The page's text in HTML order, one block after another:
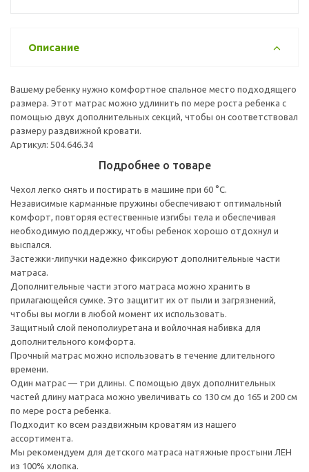
Описание
Вашему ребенку нужно комфортное спальное место подходящего
размера. Этот матрас можно удлинить по мере роста ребенка с
помощью двух дополнительных секций, чтобы он соответствовал
размеру раздвижной кровати.
Артикул: 504.646.34
Подробнее о товаре
Чехол легко снять и постирать в машине при 60 °C.
Независимые карманные пружины обеспечивают оптимальный
комфорт, повторяя естественные изгибы тела и обеспечивая
необходимую поддержку, чтобы ребенок хорошо отдохнул и
выспался.
Застежки-липучки надежно фиксируют дополнительные части
матраса.
Дополнительные части этого матраса можно хранить в
прилагающейся сумке. Это защитит их от пыли и загрязнений,
чтобы вы могли в любой момент их использовать.
Защитный слой пенополиуретана и войлочная набивка для
дополнительного комфорта.
Прочный матрас можно использовать в течение длительного
времени.
Один матрас — три длины. С помощью двух дополнительных
частей длину матраса можно увеличивать со 130 см до 165 и 200 см
по мере роста ребенка.
Подходит ко всем раздвижным кроватям из нашего
ассортимента.
Мы рекомендуем для детского матраса натяжные простыни ЛЕН
из 100% хлопка.